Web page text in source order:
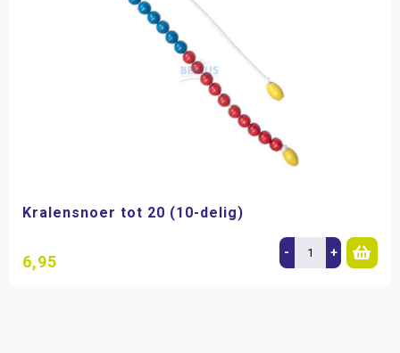
Kralensnoer tot 20 (10-delig)
6,95 - +